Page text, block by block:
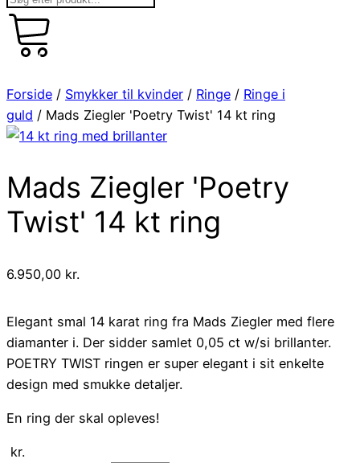
0
0,00 kr.
Forside / Smykker til kvinder / Ringe / Ringe i
guld / Mads Ziegler 'Poetry Twist' 14 kt ring
Mads Ziegler 'Poetry
Twist' 14 kt ring
6.950,00 kr.
Elegant smal 14 karat ring fra Mads Ziegler med flere
diamanter i. Der sidder samlet 0,05 ct w/si brillanter.
POETRY TWIST ringen er super elegant i sit enkelte
design med smukke detaljer.
En ring der skal opleves!
kr.